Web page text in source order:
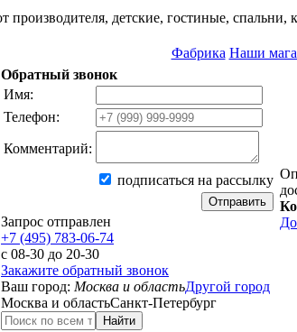
детские, гостиные, спальни,
Фабрика Наши
Обратный звонок
Имя:
Телефон:
Комментарий:
подписаться на рассылку
Отправить
Запрос отправлен
+7 (495) 783-06-74
с 08-30 до 20-30
Закажите обратный звонок
Ваш город: Москва и областьДругой город
Москва и областьСанкт-Петербург
Найти